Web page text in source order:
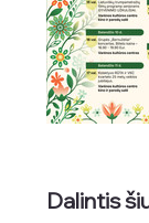
Dalintis